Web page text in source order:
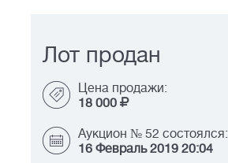
Лот продан
Цена продажи:
18 000
Аукцион № 52 состоялся:
16 Февраль 2019 20:04